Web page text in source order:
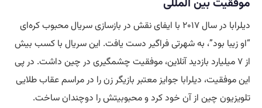
دیلرابا در سال ۲۰۱۷ با ایفای نقش در بازسازی سریال محبوب کره‌ای
“او زیبا بود”، به شهرتی فراگیر دست یافت. این سریال با کسب بیش
از ۷ میلیارد بازدید آنلاین، موفقیت چشمگیری در چین داشت. در پی
این موفقیت، دیلرابا جوایز معتبر بازیگر زن را در مراسم عقاب طلایی
تلویزیون چین از آن خود کرد و محبوبیتش را دوچندان ساخت.